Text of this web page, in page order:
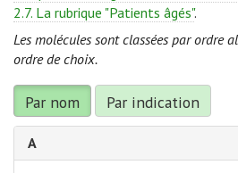
2.7. La rubrique "Patients âgés".
Les molécules sont classées par ordre
ordre de choix.
Par nom Par indication
A